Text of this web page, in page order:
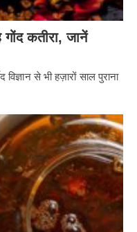
गोंद कतीरा, जानें
से भी हज़ारों साल पुराना